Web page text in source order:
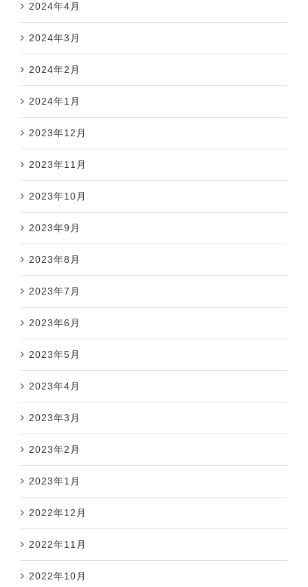
2024年4月
2024年3月
2024年2月
2024年1月
2023年12月
2023年11月
2023年10月
2023年9月
2023年8月
2023年7月
2023年6月
2023年5月
2023年4月
2023年3月
2023年2月
2023年1月
2022年12月
2022年11月
2022年10月